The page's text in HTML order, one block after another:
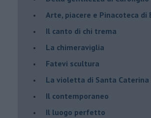
Arte, piacere e Pinacoteca di
​Il canto di chi trema
La chimeraviglia
​Fatevi scultura
​La violetta di Santa Caterina
​Il contemporaneo
​Il luogo perfetto